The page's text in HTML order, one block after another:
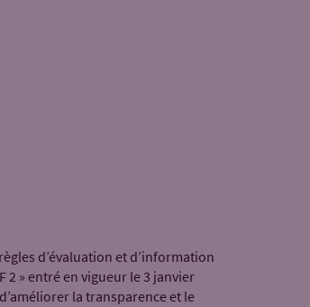
d’évaluation et d’information
» entré en vigueur le 3 janvier
la transparence et le